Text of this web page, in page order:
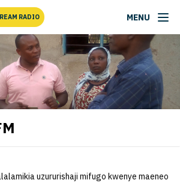
RADIO MENU
uzururishaji mifugo kwenye maeneo